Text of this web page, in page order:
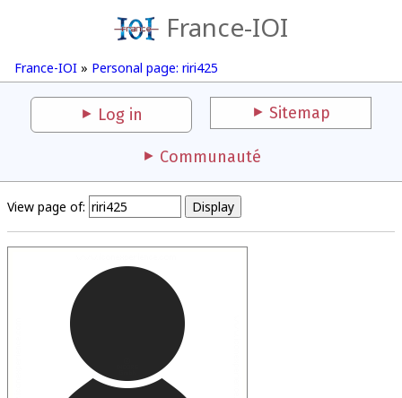
France-IOI
France-IOI » Personal page: riri425
Log in Sitemap
Communauté
View page of: